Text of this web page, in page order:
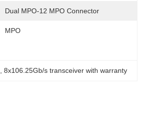
Dual MPO-12 MPO Connector
MPO
, 8x106.25Gb/s transceiver with warranty